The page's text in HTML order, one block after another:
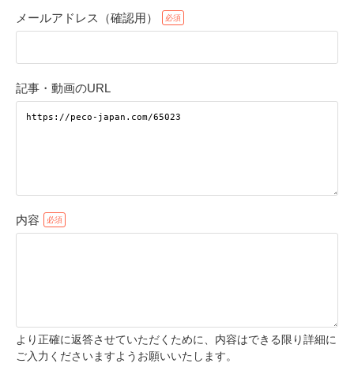
メールアドレス（確認用）
記事・動画のURL
内容
より正確に返答させていただくために、内容はできる限り詳細に
ご入力くださいますようお願いいたします。
アプリで開く